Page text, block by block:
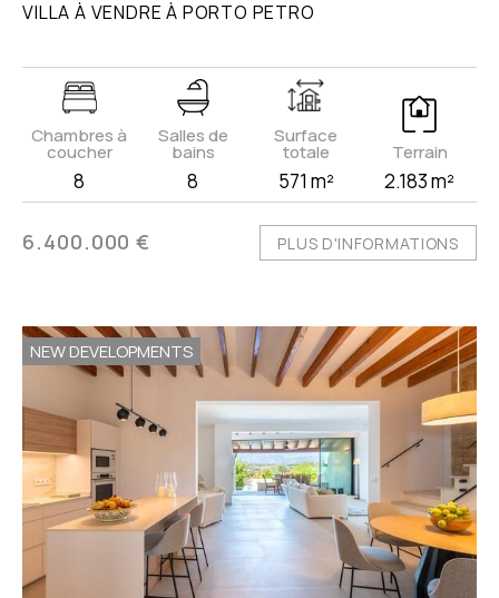
VILLA À VENDRE À PORTO PETRO
Chambres à
coucher
8
Salles de
bains
8
Surface
totale
571 m²
Terrain
2.183 m²
6.400.000 € PLUS D'INFORMATIONS
NEW DEVELOPMENTS